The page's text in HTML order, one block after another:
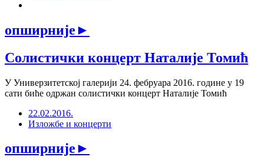
опширније►
Солистички концерт Наталије Томић
У Универзитетској галерији 24. фебруара 2016. године у 19
сати биће одржан солистички концерт Наталије Томић
22.02.2016.
Изложбе и концерти
опширније►